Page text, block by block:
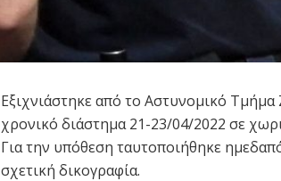
Εξιχνιάστηκε από το Αστυνομικό
χρονικό διάστημα 21-23/04/2022 σε
Για την υπόθεση ταυτοποιήθηκε
σχετική δικογραφία.